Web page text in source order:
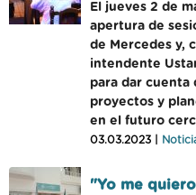
El jueves 2 de
apertura de
de Mercedes y,
intendente
para dar cuenta
proyectos y
en el futuro
03.03.2023 |
"Yo me